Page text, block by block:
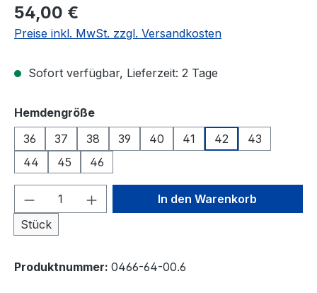
Regulärer Preis:
54,00 €
Preise inkl. MwSt. zzgl. Versandkosten
Sofort verfügbar, Lieferzeit: 2 Tage
Hemdengrößeauswählen
36
37 38 39 40 41 42
43
44
45 46
Produkt Anzahl: Gib den
Stück
In den Warenkorb
Produktnummer: 0466-64-00.6